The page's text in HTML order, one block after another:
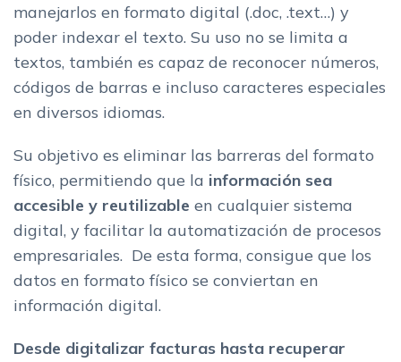
manejarlos en formato digital (.doc, .text…) y
poder indexar el texto. Su uso no se limita a
textos, también es capaz de reconocer números,
códigos de barras e incluso caracteres especiales
en diversos idiomas.
Su objetivo es eliminar las barreras del formato
físico, permitiendo que la información sea
accesible y reutilizable en cualquier sistema
digital, y facilitar la automatización de procesos
empresariales. De esta forma, consigue que los
datos en formato físico se conviertan en
información digital.
Desde digitalizar facturas hasta recuperar